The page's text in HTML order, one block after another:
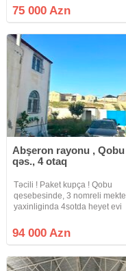
temirlidir.Qazi, iwiqi, suyu, vifisi
var.senedi belediyye.real
75 000 Azn
Abşeron rayonu , Qobu
qəs., 4 otaq
Təcili ! Paket kupça ! Qobu
qesebesinde, 3 nomreli
yaxinliginda 4sotda heyet evi
temir olunub. Awaqi
zal, 1 yataq otagi, kuxna ve
94 000 Azn